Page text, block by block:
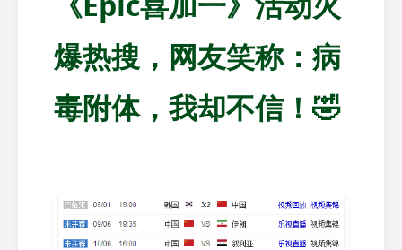
爆热搜，网友笑称：病
毒附体，我却不信！🤣